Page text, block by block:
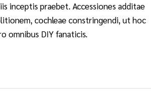
inceptis praebet. Accessiones additae
cochleae constringendi, ut hoc
omnibus DIY fanaticis.